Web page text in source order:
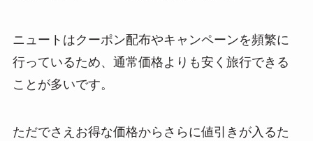
ニュートはクーポン配布やキャンペーンを頻繁に
行っているため、通常価格よりも安く旅行できる
ことが多いです。
ただでさえお得な価格からさらに値引きが入るた